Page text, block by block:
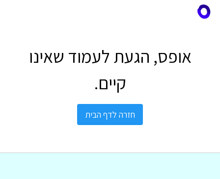
אופס, הגעת לעמוד שאינו
קיים.
חזרה לדף הבית